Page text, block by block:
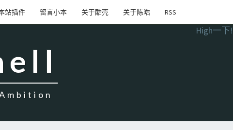
站插件 留言小本 关于酷壳 关于陈皓 RSS
High一下!
Ambition